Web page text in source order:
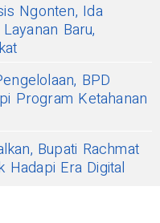
Ngonten, Ida
Baru,
BPD
Program Ketahanan
Bupati Rachmat
Hadapi Era Digital